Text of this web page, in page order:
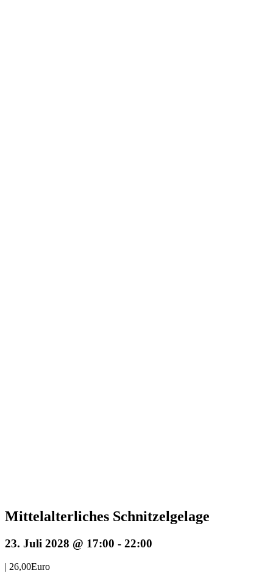
Mittelalterliches Schnitzelgelage
23. Juli 2028 @ 17:00 - 22:00
| 26,00Euro